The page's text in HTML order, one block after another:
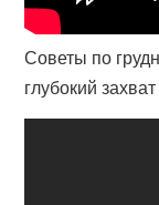
Советы по
глубокий